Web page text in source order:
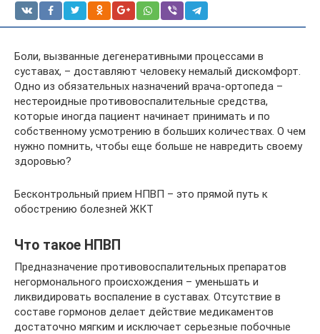
Боли, вызванные дегенеративными процессами в
суставах, – доставляют человеку немалый дискомфорт.
Одно из обязательных назначений врача-ортопеда –
нестероидные противовоспалительные средства,
которые иногда пациент начинает принимать и по
собственному усмотрению в больших количествах. О чем
нужно помнить, чтобы еще больше не навредить своему
здоровью?
Бесконтрольный прием НПВП – это прямой путь к
обострению болезней ЖКТ
Что такое НПВП
Предназначение противовоспалительных препаратов
негормонального происхождения – уменьшать и
ликвидировать воспаление в суставах. Отсутствие в
составе гормонов делает действие медикаментов
достаточно мягким и исключает серьезные побочные